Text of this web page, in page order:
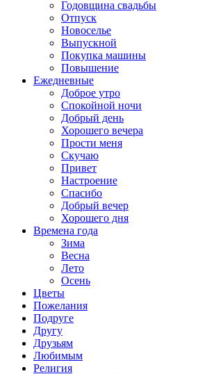
Годовщина свадьбы
Отпуск
Новоселье
Выпускной
Покупка машины
Повышение
Ежедневные
Доброе утро
Спокойной ночи
Добрый день
Хорошего вечера
Прости меня
Скучаю
Привет
Настроение
Спасибо
Добрый вечер
Хорошего дня
Времена года
Зима
Весна
Лето
Осень
Цветы
Пожелания
Подруге
Другу
Друзьям
Любимым
Религия